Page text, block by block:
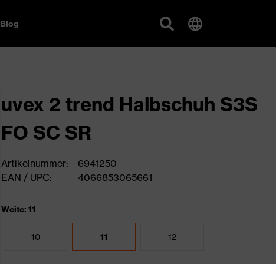
Blog
uvex 2 trend Halbschuh S3S
FO SC SR
Artikelnummer:
6941250
EAN / UPC:
4066853065661
Weite: 11
10 11 12